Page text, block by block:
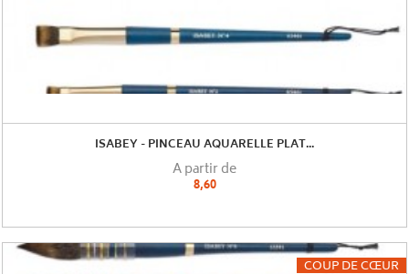
ISABEY - PINCEAU AQUARELLE PLAT...
A partir de
8,60
COUP DE CŒUR